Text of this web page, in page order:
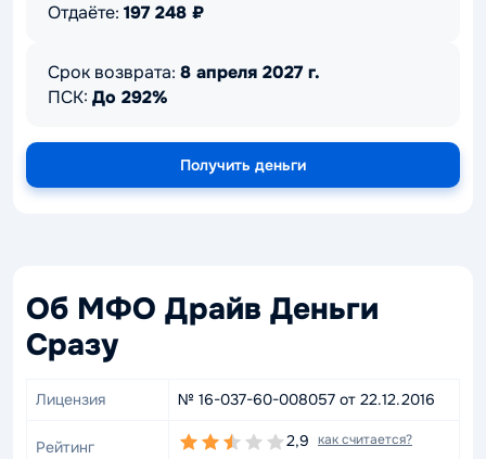
Отдаёте: 197 248 ₽
Срок возврата: 8 апреля 2027 г.
ПСК: До 292%
Получить деньги
Об МФО Драйв Деньги
Сразу
Лицензия № 16-037-60-008057 от 22.12.2016
Рейтинг 2,9 как считается?